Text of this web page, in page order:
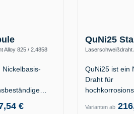
Alloy 825 / 2.4858
Nickelbasis-
€
QuNi25
Laserschweißdraht
QuNi25 ist ein
Draht für
Varianten ab